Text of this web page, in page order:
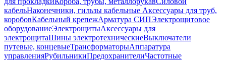
кабельНаконечники, гильзы кабельные Аксессуары для труб,
коробовКабельный крепежАрматура СИПЭлектрощитовое
оборудованиеЭлектрощитыАксессуары для
электрощитаШины электротехническиеВыключатели
путевые, концевыеТрансформаторыАппаратура
управленияРубильникиПредохранителиЧастотные